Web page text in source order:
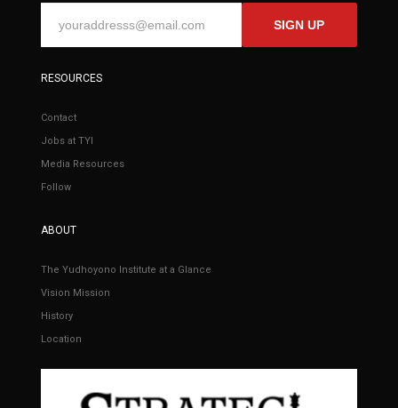
SIGN UP
RESOURCES
Contact
Jobs at TYI
Media Resources
Follow
ABOUT
The Yudhoyono Institute at a Glance
Vision Mission
History
Location